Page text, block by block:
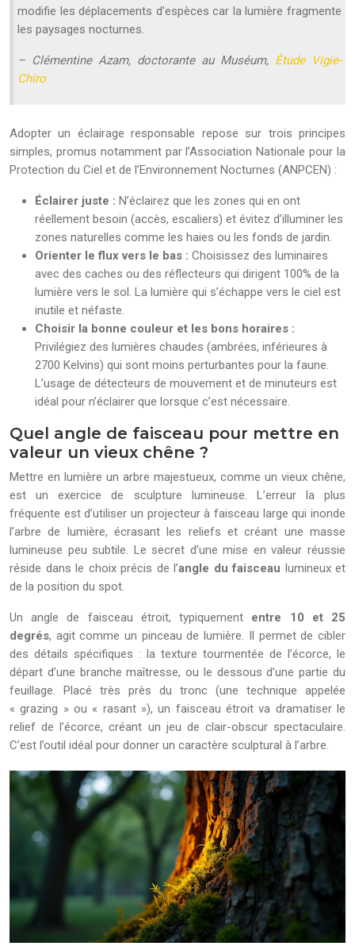
modifie les déplacements d’espèces car la lumière fragmente
les paysages nocturnes.
– Clémentine Azam, doctorante au Muséum, Étude Vigie-
Chiro
Adopter un éclairage responsable repose sur trois principes
simples, promus notamment par l’Association Nationale pour la
Protection du Ciel et de l’Environnement Nocturnes (ANPCEN) :
Éclairer juste : N’éclairez que les zones qui en ont
réellement besoin (accès, escaliers) et évitez d’illuminer les
zones naturelles comme les haies ou les fonds de jardin.
Orienter le flux vers le bas : Choisissez des luminaires
avec des caches ou des réflecteurs qui dirigent 100% de la
lumière vers le sol. La lumière qui s’échappe vers le ciel est
inutile et néfaste.
Choisir la bonne couleur et les bons horaires :
Privilégiez des lumières chaudes (ambrées, inférieures à
2700 Kelvins) qui sont moins perturbantes pour la faune.
L’usage de détecteurs de mouvement et de minuteurs est
idéal pour n’éclairer que lorsque c’est nécessaire.
Quel angle de faisceau pour mettre en
valeur un vieux chêne ?
Mettre en lumière un arbre majestueux, comme un vieux chêne,
est un exercice de sculpture lumineuse. L’erreur la plus
fréquente est d’utiliser un projecteur à faisceau large qui inonde
l’arbre de lumière, écrasant les reliefs et créant une masse
lumineuse peu subtile. Le secret d’une mise en valeur réussie
réside dans le choix précis de l’angle du faisceau lumineux et
de la position du spot.
Un angle de faisceau étroit, typiquement entre 10 et 25
degrés, agit comme un pinceau de lumière. Il permet de cibler
des détails spécifiques : la texture tourmentée de l’écorce, le
départ d’une branche maîtresse, ou le dessous d’une partie du
feuillage. Placé très près du tronc (une technique appelée
« grazing » ou « rasant »), un faisceau étroit va dramatiser le
relief de l’écorce, créant un jeu de clair-obscur spectaculaire.
C’est l’outil idéal pour donner un caractère sculptural à l’arbre.